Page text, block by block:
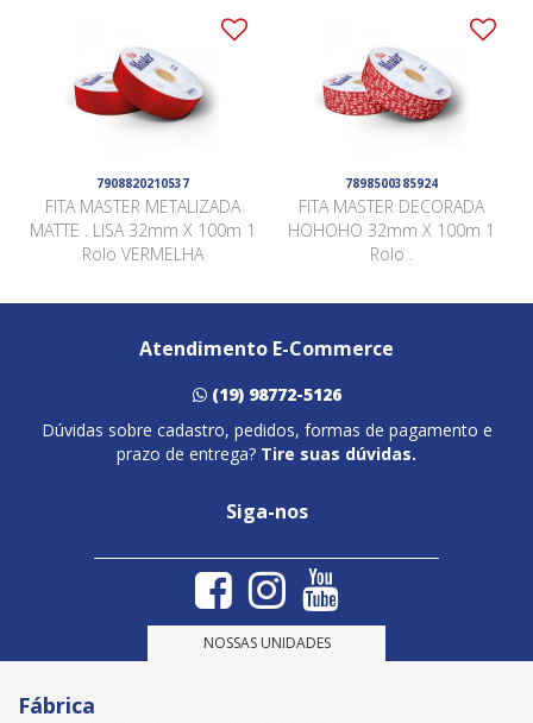
7908820210537
FITA MASTER METALIZADA
MATTE . LISA 32mm X 100m 1
Rolo VERMELHA
7898500385924
FITA MASTER DECORADA
HOHOHO 32mm X 100m 1
Rolo .
Atendimento E-Commerce
(19) 98772-5126
Dúvidas sobre cadastro, pedidos, formas de pagamento e
prazo de entrega? Tire suas dúvidas.
Siga-nos
NOSSAS UNIDADES
Fábrica